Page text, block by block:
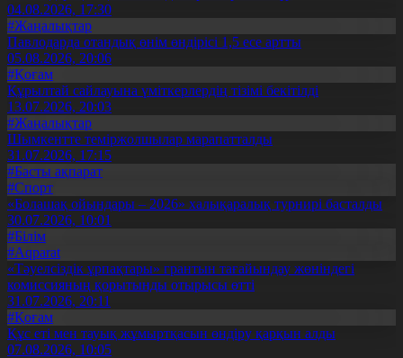
04.08.2026, 17:30
#Жаңалықтар
Павлодарда отандық өнім өндірісі 1,5 есе артты
05.08.2026, 20:06
#Қоғам
Құрылтай сайлауына үміткерлердің тізімі бекітілді
13.07.2026, 20:03
#Жаңалықтар
Шымкентте теміржолшылар марапатталды
31.07.2026, 17:15
#Басты ақпарат
#Спорт
«Болашақ ойындары – 2026» халықаралық турнирі басталды
30.07.2026, 10:01
#Білім
#Aqparat
«Тәуелсіздік ұрпақтары» грантын тағайындау жөніндегі
комиссияның қорытынды отырысы өтті
31.07.2026, 20:11
#Қоғам
Құс еті мен тауық жұмыртқасын өндіру қарқын алды
07.08.2026, 10:05